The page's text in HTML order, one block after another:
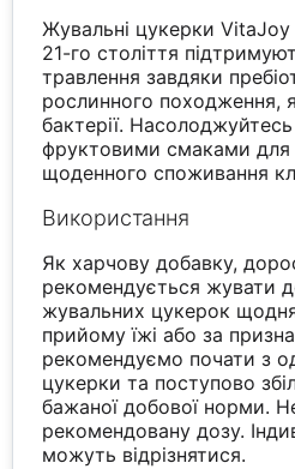
Жувальні цукерки VitaJoy
21-го століття
травлення завдяки
рослинного походження,
бактерії.
фруктовими смаками для
щоденного споживання
Використання
Як харчову добавку,
рекомендується жувати
жувальних цукерок
прийому їжі або за
рекомендуємо почати з
цукерки та поступово
бажаної добової норми.
рекомендовану дозу.
можуть відрізнятися.